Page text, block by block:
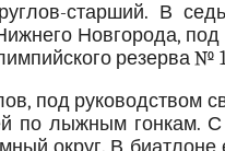
старший. В
Новгорода, под
резерва №
под руководством
по лыжным гонкам. С